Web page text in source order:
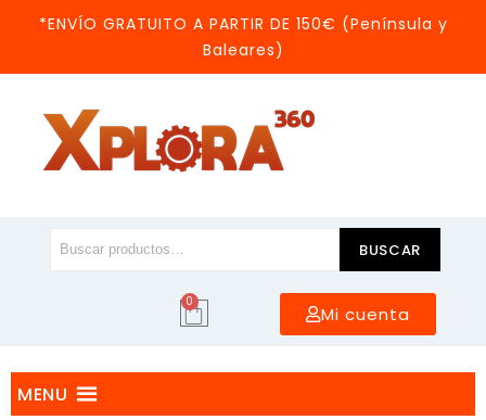
*ENVÍO GRATUITO A PARTIR DE 150€ (Península y
Baleares)
BUSCAR
0
Mi cuenta
MENU